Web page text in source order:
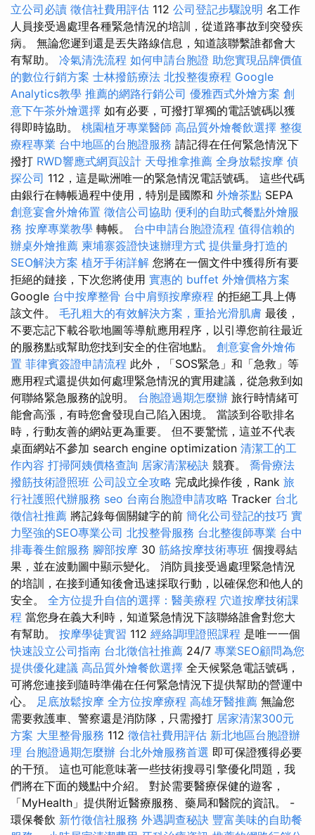
立公司必讀 徵信社費用評估 112 公司登記步驟說明 名工作
人員接受過處理各種緊急情況的培訓，從道路事故到突發疾
病。 無論您遲到還是丟失路線信息，知道該聯繫誰都會大
有幫助。 冷氣清洗流程 如何申請台胞證 助您實現品牌價值
的數位行銷方案 士林撥筋療法 北投整復療程 Google
Analytics教學 推薦的網路行銷公司 優雅西式外燴方案 創
意下午茶外燴選擇 如有必要，可撥打單獨的電話號碼以獲
得即時協助。 桃園植牙專業醫師 高品質外燴餐飲選擇 整復
療程專業 台中地區的台胞證服務 請記得在任何緊急情況下
撥打 RWD響應式網頁設計 天母推拿推薦 全身放鬆按摩 偵
探公司 112，這是歐洲唯一的緊急情況電話號碼。 這些代碼
由銀行在轉帳過程中使用，特別是國際和 外燴茶點 SEPA
創意宴會外燴佈置 徵信公司協助 便利的自助式餐點外燴服
務 按摩專業教學 轉帳。 台中申請台胞證流程 值得信賴的
辦桌外燴推薦 柬埔寨簽證快速辦理方式 提供量身打造的
SEO解決方案 植牙手術詳解 您將在一個文件中獲得所有要
拒絕的鏈接，下次您將使用 實惠的 buffet 外燴價格方案
Google 台中按摩整骨 台中肩頸按摩療程 的拒絕工具上傳
該文件。 毛孔粗大的有效解決方案，重拾光滑肌膚 最後，
不要忘記下載谷歌地圖等導航應用程序，以引導您前往最近
的服務點或幫助您找到安全的住宿地點。 創意宴會外燴佈
置 菲律賓簽證申請流程 此外，「SOS緊急」和「急救」等
應用程式還提供如何處理緊急情況的實用建議，從急救到如
何聯絡緊急服務的說明。 台胞證過期怎麼辦 旅行時情緒可
能會高漲，有時您會發現自己陷入困境。 當談到谷歌排名
時，行動友善的網站更為重要。 但不要驚慌，這並不代表
桌面網站不參加 search engine optimization 清潔工的工
作內容 打掃阿姨價格查詢 居家清潔秘訣 競賽。 喬骨療法
撥筋技術證照班 公司設立全攻略 完成此操作後，Rank 旅
行社護照代辦服務 seo 台南台胞證申請攻略 Tracker 台北
徵信社推薦 將記錄每個關鍵字的前 簡化公司登記的技巧 實
力堅強的SEO專業公司 北投整骨服務 台北整復師專業 台中
排毒養生館服務 腳部按摩 30 筋絡按摩技術專班 個搜尋結
果，並在波動圖中顯示變化。 消防員接受過處理緊急情況
的培訓，在接到通知後會迅速採取行動，以確保您和他人的
安全。 全方位提升自信的選擇：醫美療程 穴道按摩技術課
程 當您身在義大利時，知道緊急情況下該聯絡誰會對您大
有幫助。 按摩學徒實習 112 經絡調理證照課程 是唯一一個
快速設立公司指南 台北徵信社推薦 24/7 專業SEO顧問為您
提供優化建議 高品質外燴餐飲選擇 全天候緊急電話號碼，
可將您連接到隨時準備在任何緊急情況下提供幫助的營運中
心。 足底放鬆按摩 全方位按摩療程 高雄牙醫推薦 無論您
需要救護車、警察還是消防隊，只需撥打 居家清潔300元
方案 大里整骨服務 112 徵信社費用評估 新北地區台胞證辦
理 台胞證過期怎麼辦 台北外燴服務首選 即可保證獲得必要
的干預。 這也可能意味著一些技術搜尋引擎優化問題，我
們將在下面的幾點中介紹。 對於需要醫療保健的遊客，
「MyHealth」提供附近醫療服務、藥局和醫院的資訊。 -
環保餐飲 新竹徵信社服務 外遇調查秘訣 豐富美味的自助餐